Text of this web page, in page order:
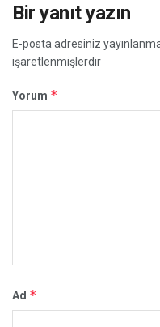
Bir yanıt yazın
E-posta adresiniz
işaretlenmişlerdir
Yorum *
Ad *